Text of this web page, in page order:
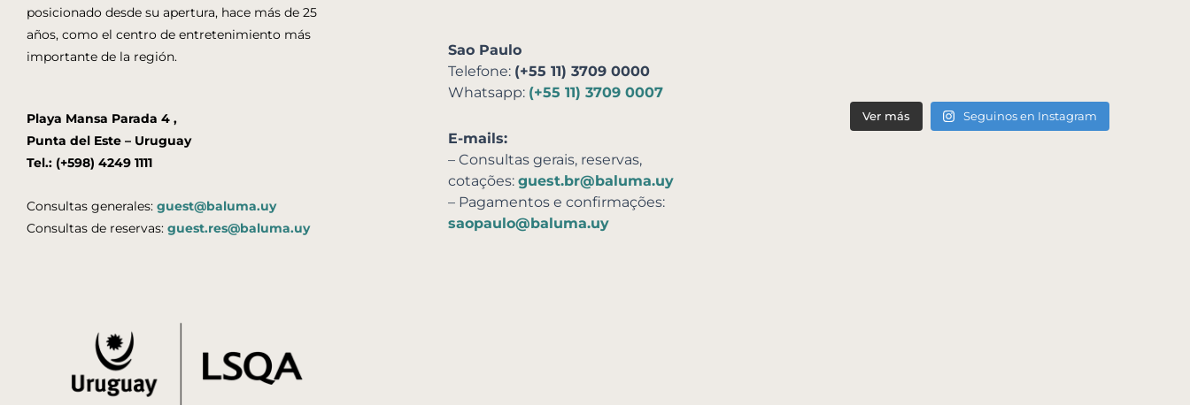
posicionado desde su apertura, hace más de 25
años, como el centro de entretenimiento más
importante de la región.
Playa Mansa Parada 4 ,
Punta del Este – Uruguay
Tel.: (+598) 4249 1111
Consultas generales: guest@baluma.uy
Consultas de reservas: guest.res@baluma.uy
Sao Paulo
Telefone: (+55 11) 3709 0000
Whatsapp: (+55 11) 3709 0007
E-mails:
– Consultas gerais, reservas,
cotações: guest.br@baluma.uy
– Pagamentos e confirmações:
saopaulo@baluma.uy
Ver más Seguinos en Instagram